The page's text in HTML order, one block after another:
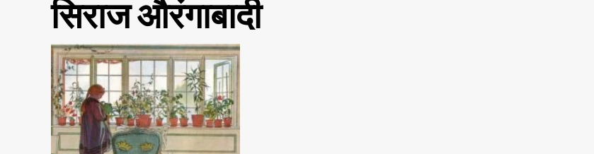
सिराज औरंगाबादी